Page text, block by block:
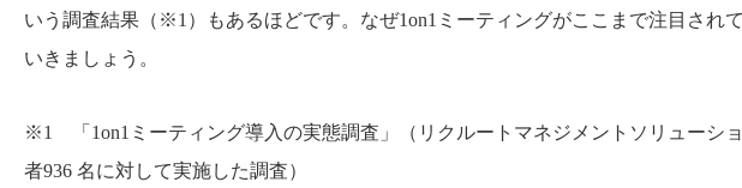
いう調査結果（※1）もあるほどです。なぜ1on1ミーティングがここまで注目され
いきましょう。
※1 「1on1ミーティング導入の実態調査」（リクルートマネジメントソリューシ
者936 名に対して実施した調査）